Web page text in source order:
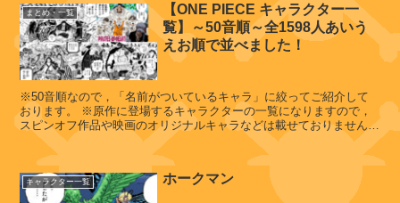
まとめ・一覧
【ONE PIECE キャラクター一
覧】～50音順～全1598人あいう
えお順で並べました！
※50音順なので，「名前がついているキャラ」に絞ってご紹介して
おります。 ※原作に登場するキャラクターの一覧になりますので，
スピンオフ作品や映画のオリジナルキャラなどは載せておりません。
ネタバレ注意 【キャラクター一覧...
キャラクター一覧 ホークマン